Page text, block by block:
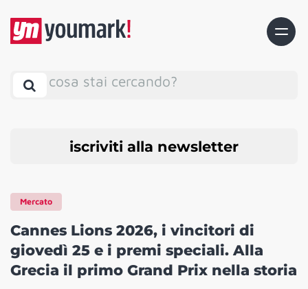
cosa stai cercando?
iscriviti alla newsletter
Mercato
Cannes Lions 2026, i vincitori di
giovedì 25 e i premi speciali. Alla
Grecia il primo Grand Prix nella storia